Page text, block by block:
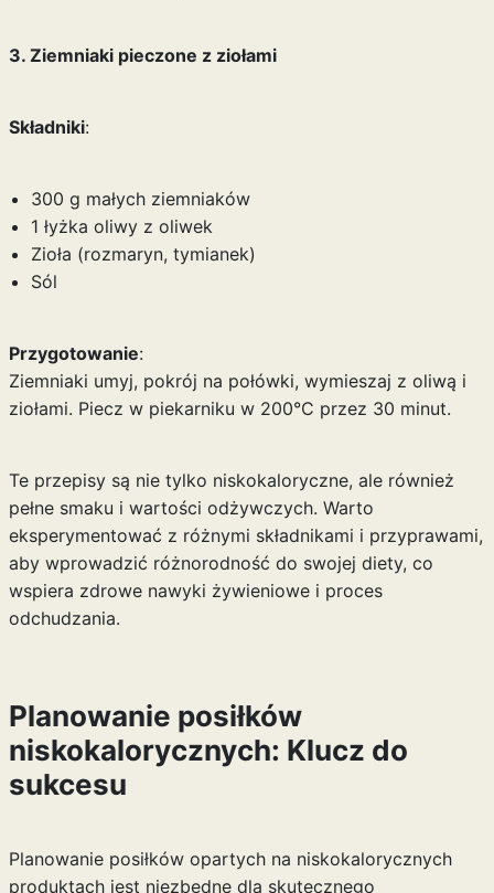
3. Ziemniaki pieczone z ziołami
Składniki:
300 g małych ziemniaków
1 łyżka oliwy z oliwek
Zioła (rozmaryn, tymianek)
Sól
Przygotowanie:
Ziemniaki umyj, pokrój na połówki, wymieszaj z oliwą i
ziołami. Piecz w piekarniku w 200°C przez 30 minut.
Te przepisy są nie tylko niskokaloryczne, ale również
pełne smaku i wartości odżywczych. Warto
eksperymentować z różnymi składnikami i przyprawami,
aby wprowadzić różnorodność do swojej diety, co
wspiera zdrowe nawyki żywieniowe i proces
odchudzania.
Planowanie posiłków
niskokalorycznych: Klucz do
sukcesu
Planowanie posiłków opartych na niskokalorycznych
produktach jest niezbędne dla skutecznego